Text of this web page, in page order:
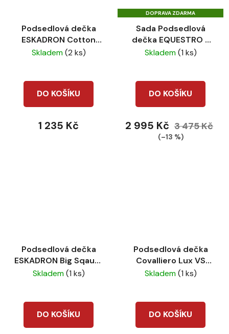
Podsedlová dečka
ESKADRON Cotton
Glitter VS CS26 Sierra
Skladem(2 ks)
DO KOŠÍKU
1 235 Kč
DOPRAVA ZDARMA
Sada Podsedlová
dečka EQUESTRO +
čabraka Quilting navy
Skladem(1 ks)
DO KOŠÍKU
2 995 Kč 3 475 Kč
(–13 %)
Podsedlová dečka
ESKADRON Big Sqaure
Sparkle VS CS26
Skladem(1 ks)
DO KOŠÍKU
Podsedlová dečka
Covalliero Lux VS
Dark navy
Skladem(1 ks)
DO KOŠÍKU